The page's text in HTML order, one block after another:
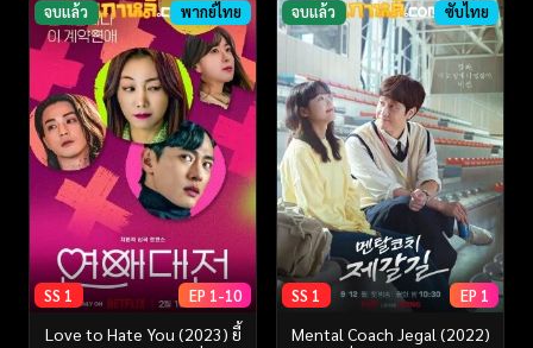
จบแล้ว พากย์ไทย
SS 1 EP 1-10
Love to Hate You (2023) ยี้
จบแล้ว ซับไทย
SS 1 EP 1
Mental Coach Jegal (2022)